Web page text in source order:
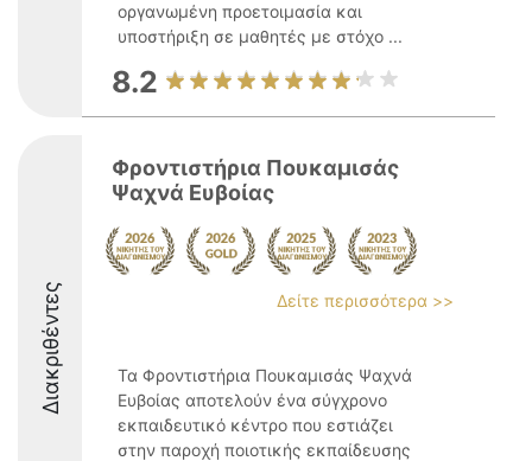
οργανωμένη προετοιμασία και
υποστήριξη σε μαθητές με στόχο ...
8.2
Διακριθέντες
Φροντιστήρια Πουκαμισάς
Ψαχνά Ευβοίας
Δείτε περισσότερα >>
Τα Φροντιστήρια Πουκαμισάς Ψαχνά
Ευβοίας αποτελούν ένα σύγχρονο
εκπαιδευτικό κέντρο που εστιάζει
στην παροχή ποιοτικής εκπαίδευσης